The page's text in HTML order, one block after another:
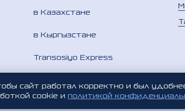
в Казахстане
в Кыргызстане
Transosiyo Express
Узбекистане
сайт работал корректно и был
cookie и политикой